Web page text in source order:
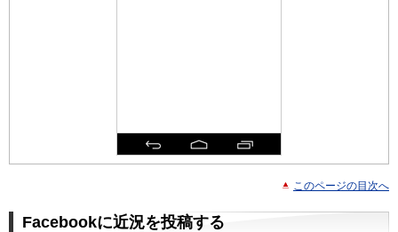
このページの目次へ
Facebookに近況を投稿する